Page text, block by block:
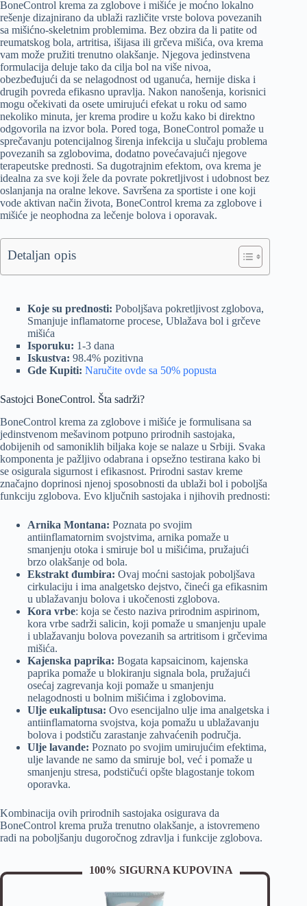
BoneControl krema za zglobove i mišiće je moćno lokalno
rešenje dizajnirano da ublaži različite vrste bolova povezanih
sa mišićno-skeletnim problemima. Bez obzira da li patite od
reumatskog bola, artritisa, išijasa ili grčeva mišića, ova krema
vam može pružiti trenutno olakšanje. Njegova jedinstvena
formulacija deluje tako da cilja bol na više nivoa,
obezbeđujući da se nelagodnost od uganuća, hernije diska i
drugih povreda efikasno upravlja. Nakon nanošenja, korisnici
mogu očekivati da osete umirujući efekat u roku od samo
nekoliko minuta, jer krema prodire u kožu kako bi direktno
odgovorila na izvor bola. Pored toga, BoneControl pomaže u
sprečavanju potencijalnog širenja infekcija u slučaju problema
povezanih sa zglobovima, dodatno povećavajući njegove
terapeutske prednosti. Sa dugotrajnim efektom, ova krema je
idealna za sve koji žele da povrate pokretljivost i udobnost bez
oslanjanja na oralne lekove. Savršena za sportiste i one koji
vode aktivan način života, BoneControl krema za zglobove i
mišiće je neophodna za lečenje bolova i oporavak.
Detaljan opis
Koje su prednosti: Poboljšava pokretljivost zglobova,
Smanjuje inflamatorne procese, Ublažava bol i grčeve
mišića
Isporuku: 1-3 dana
Iskustva: 98.4% pozitivna
Gde Kupiti: Naručite ovde sa 50% popusta
Sastojci BoneControl. Šta sadrži?
BoneControl krema za zglobove i mišiće je formulisana sa
jedinstvenom mešavinom potpuno prirodnih sastojaka,
dobijenih od samoniklih biljaka koje se nalaze u Srbiji. Svaka
komponenta je pažljivo odabrana i opsežno testirana kako bi
se osigurala sigurnost i efikasnost. Prirodni sastav kreme
značajno doprinosi njenoj sposobnosti da ublaži bol i poboljša
funkciju zglobova. Evo ključnih sastojaka i njihovih prednosti:
Arnika Montana: Poznata po svojim
antiinflamatornim svojstvima, arnika pomaže u
smanjenju otoka i smiruje bol u mišićima, pružajući
brzo olakšanje od bola.
Ekstrakt đumbira: Ovaj moćni sastojak poboljšava
cirkulaciju i ima analgetsko dejstvo, čineći ga efikasnim
u ublažavanju bolova i ukočenosti zglobova.
Kora vrbe: koja se često naziva prirodnim aspirinom,
kora vrbe sadrži salicin, koji pomaže u smanjenju upale
i ublažavanju bolova povezanih sa artritisom i grčevima
mišića.
Kajenska paprika: Bogata kapsaicinom, kajenska
paprika pomaže u blokiranju signala bola, pružajući
osećaj zagrevanja koji pomaže u smanjenju
nelagodnosti u bolnim mišićima i zglobovima.
Ulje eukaliptusa: Ovo esencijalno ulje ima analgetska i
antiinflamatorna svojstva, koja pomažu u ublažavanju
bolova i podstiču zarastanje zahvaćenih područja.
Ulje lavande: Poznato po svojim umirujućim efektima,
ulje lavande ne samo da smiruje bol, već i pomaže u
smanjenju stresa, podstičući opšte blagostanje tokom
oporavka.
Kombinacija ovih prirodnih sastojaka osigurava da
BoneControl krema pruža trenutno olakšanje, a istovremeno
radi na poboljšanju dugoročnog zdravlja i funkcije zglobova.
100% SIGURNA KUPOVINA